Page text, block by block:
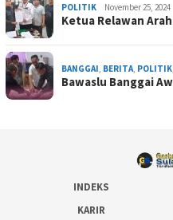
POLITIK November 25, 2024
Ketua Relawan
BANGGAI, BERITA, POLITIK,
Bawaslu Banggai
INDEKS
KARIR